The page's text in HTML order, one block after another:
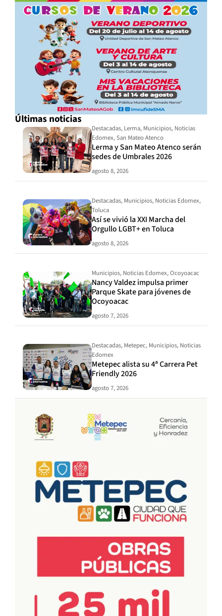
Últimas noticias
Destacadas, Lerma, Municipios, Noticias
Edomex,San Mateo Atenco
Lerma y San Mateo Atenco serán
sedes de Umbrales 2026
agosto 8, 2026
Destacadas, Municipios, Noticias Edomex,
Toluca
Así se vivió la XXI Marcha del
Orgullo LGBT+ en Toluca
agosto 8, 2026
Municipios, Noticias Edomex,Ocoyoacac
Nancy Valdez impulsa primer
Parque Skate para jóvenes de
Ocoyoacac
agosto 7, 2026
Destacadas, Metepec, Municipios, Noticias
Edomex
Metepec alista su 4ª Carrera Pet
Friendly 2026
agosto 7, 2026